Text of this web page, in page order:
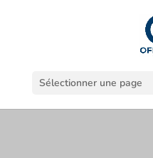
Sélectionner une page